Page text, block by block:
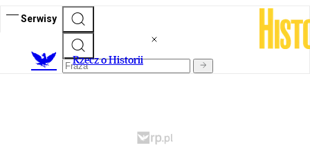
Serwisy
Rzecz o Historii